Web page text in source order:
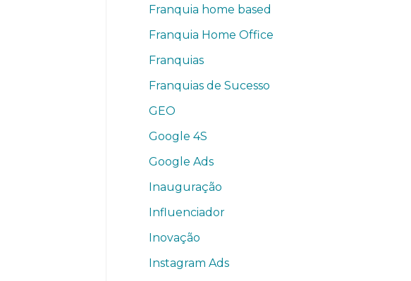
Franquia home based
Franquia Home Office
Franquias
Franquias de Sucesso
GEO
Google 4S
Google Ads
Inauguração
Influenciador
Inovação
Instagram Ads